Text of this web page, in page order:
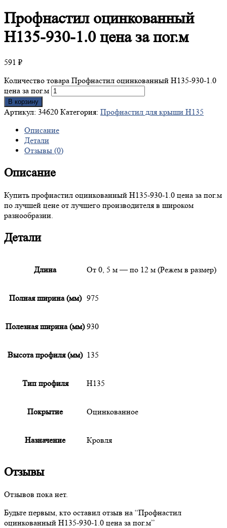
Профнастилоцинкованный
Н135-930-1.0 цена за пог.м
591 ₽
Количество товара Профнастил оцинкованный Н135-930-1.0
цена за пог.м
В корзину
Артикул: 34620 Категория: Профнастил для крыши Н135
Описание
Детали
Отзывы (0)
Описание
Купить профнастил оцинкованный Н135-930-1.0 цена за пог.м
по лучшей цене от лучшего производителя в широком
разнообразии.
Детали
Длина От 0, 5 м — по 12 м (Режем в размер)
Полная ширина (мм) 975
Полезная ширина (мм) 930
Высота профиля (мм) 135
Тип профиля Н135
Покрытие Оцинкованное
Назначение Кровля
Отзывы
Отзывов пока нет.
Будьте первым, кто оставил отзыв на “Профнастил
оцинкованный Н135-930-1.0 цена за пог.м”